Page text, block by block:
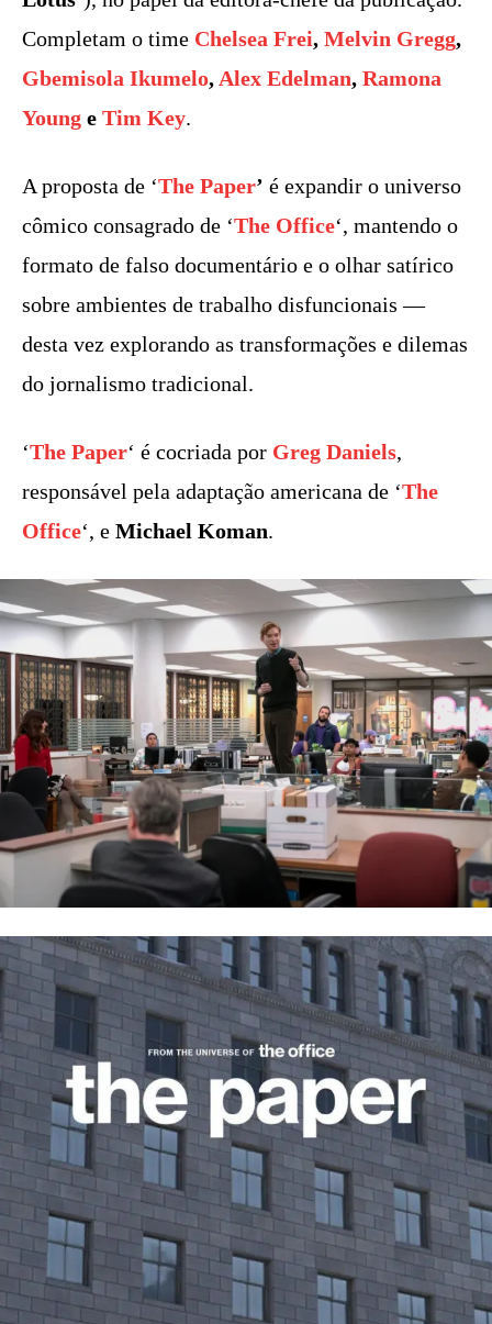
Completam o time Chelsea Frei, Melvin Gregg,
Gbemisola Ikumelo, Alex Edelman, Ramona
Young e Tim Key.
A proposta de ‘The Paper’ é expandir o universo
cômico consagrado de ‘The Office‘, mantendo o
formato de falso documentário e o olhar satírico
sobre ambientes de trabalho disfuncionais —
desta vez explorando as transformações e dilemas
do jornalismo tradicional.
‘The Paper‘ é cocriada por Greg Daniels,
responsável pela adaptação americana de ‘The
Office‘, e Michael Koman.